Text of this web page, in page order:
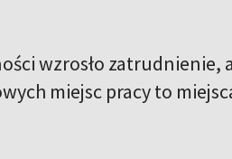
wzrosło zatrudnienie, a
miejsc pracy to